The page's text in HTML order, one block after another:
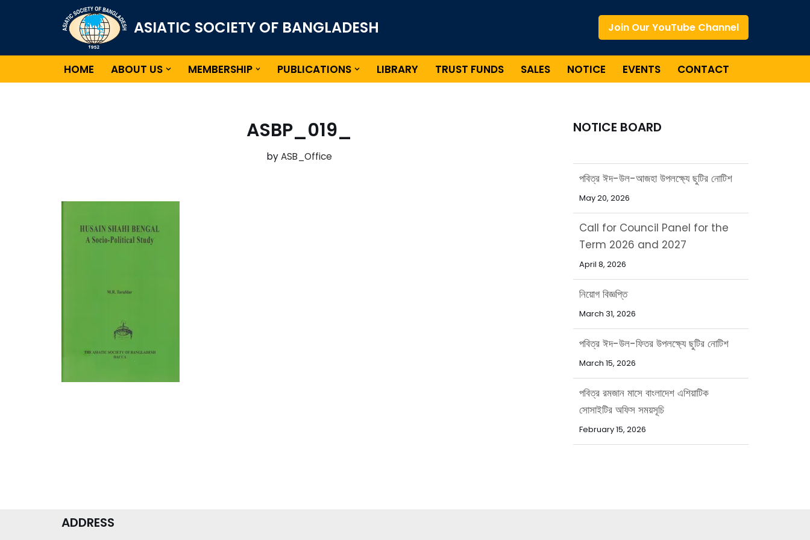
ASIATIC SOCIETY OF BANGLADESH Join Our YouTube Channel
HOME ABOUT US MEMBERSHIP PUBLICATIONS LIBRARY TRUST FUNDS SALES NOTICE EVENTS CONTACT
ASBP_019_
byASB_Office
NOTICE BOARD
পবিত্র ঈদ-উল-আজহা উপলক্ষ্যে ছুটির নোটিশ
May 20, 2026
Call for Council Panel for the
Term 2026 and 2027
April 8, 2026
নিয়োগ বিজ্ঞপ্তি
March 31, 2026
পবিত্র ঈদ-উল-ফিতর উপলক্ষ্যে ছুটির নোটিশ
March 15, 2026
পবিত্র রমজান মাসে বাংলাদেশ এশিয়াটিক
সোসাইটির অফিস সময়সূচি
February 15, 2026
ADDRESS